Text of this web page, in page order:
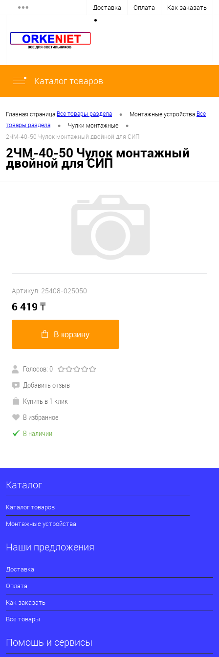
Доставка Оплата Как заказать
Каталог товаров
Главная страница Все товары раздела • Монтажные устройства Все
товары раздела
• Чулки монтажные •
2ЧМ-40-50 Чулок монтажный двойной для СИП
2ЧМ-40-50 Чулок монтажный
двойной для СИП
Артикул: 25408-025050
6 419 ₸
В корзину
Голосов: 0
Добавить отзыв
Купить в 1 клик
В избранное
В наличии
Каталог
Каталог товаров
Монтажные устройства
Наши предложения
Доставка
Оплата
Как заказать
Все товары
Помощь и сервисы